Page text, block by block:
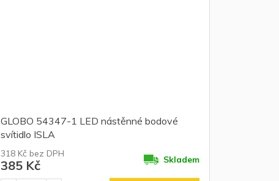
GLOBO 54347-1 LED nástěnné bodové
svítidlo ISLA
318 Kč bez DPH
385 Kč Skladem